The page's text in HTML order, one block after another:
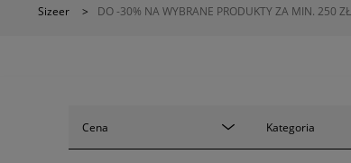
Sizeer > DO -30% NA WYBRANE PRODUKTY ZA MIN. 250
Cena Kategoria